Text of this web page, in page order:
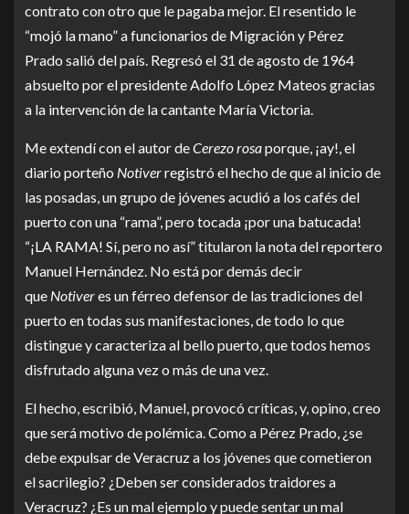
contrato con otro que le pagaba mejor. El resentido le
“mojó la mano” a funcionarios de Migración y Pérez
Prado salió del país. Regresó el 31 de agosto de 1964
absuelto por el presidente Adolfo López Mateos gracias
a la intervención de la cantante María Victoria.
Me extendí con el autor deCerezo rosaporque, ¡ay!, el
diario porteño Notiverregistró el hecho de que al inicio de
las posadas, un grupo de jóvenes acudió a los cafés del
puerto con una “rama”, pero tocada ¡por una batucada!
“¡LA RAMA! Sí, pero no así” titularon la nota del reportero
Manuel Hernández. No está por demás decir
que Notiveres un férreo defensor de las tradiciones del
puerto en todas sus manifestaciones, de todo lo que
distingue y caracteriza al bello puerto, que todos hemos
disfrutado alguna vez o más de una vez.
El hecho, escribió, Manuel, provocó críticas, y, opino, creo
que será motivo de polémica. Como a Pérez Prado, ¿se
debe expulsar de Veracruz a los jóvenes que cometieron
el sacrilegio? ¿Deben ser considerados traidores a
Veracruz? ¿Es un mal ejemplo y puede sentar un mal